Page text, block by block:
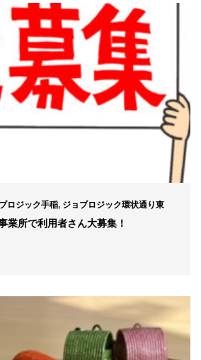
ロジック手稲, ジョブロジック環状通り東
業所で利用者さん大募集！